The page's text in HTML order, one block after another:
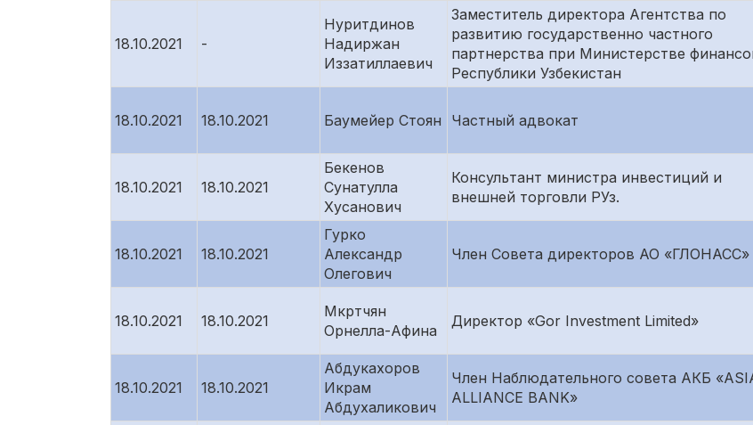
18.10.2021 -
Нуритдинов
Надиржан
Иззатиллаевич
Заместитель директора Агентства по
развитию государственно частного
партнерства при Министерстве
Республики Узбекистан
18.10.2021 18.10.2021 Баумейер Стоян Частный адвокат
18.10.2021 18.10.2021
Бекенов
Сунатулла
Хусанович
Консультант министра инвестиций и
внешней торговли РУз.
18.10.2021 18.10.2021
Гурко
Александр
Олегович
Член Совета директоров АО «ГЛОНАСС»
18.10.2021 18.10.2021
Мкртчян
Орнелла-Афина
Директор «Gor Investment Limited»
18.10.2021 18.10.2021
Абдукахоров
Икрам
Абдухаликович
Член Наблюдательного совета АКБ
ALLIANCE BANK»